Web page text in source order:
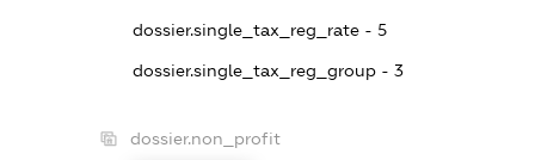
dossier.single_tax_reg_rate - 5
dossier.single_tax_reg_group - 3
dossier.non_profit